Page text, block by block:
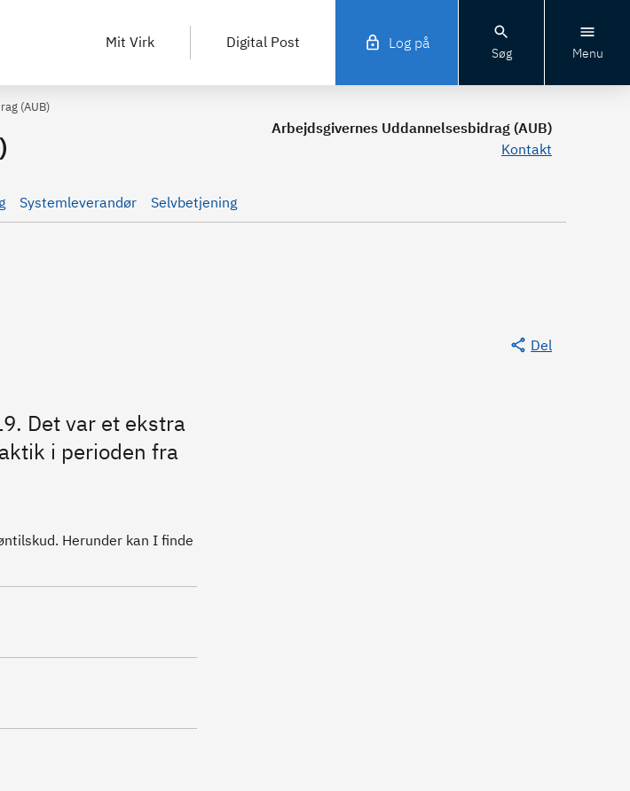
Mit Virk
Digital Post Log på
Søg Menu
(AUB)
Arbejdsgivernes Uddannelsesbidrag (AUB)
Kontakt
Systemleverandør Selvbetjening
Del
Det var et ekstra
i perioden fra
Herunder kan I finde